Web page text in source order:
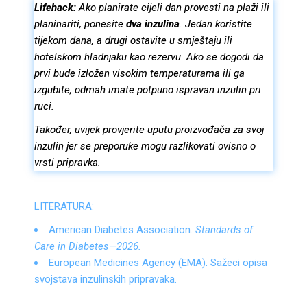
Lifehack: Ako planirate cijeli dan provesti na plaži ili
planinariti, ponesitedva inzulina . Jedan koristite
tijekom dana, a drugi ostavite u smještaju ili
hotelskom hladnjaku kao rezervu. Ako se dogodi da
prvi bude izložen visokim temperaturama ili ga
izgubite, odmah imate potpuno ispravan inzulin pri
ruci.
Također, uvijek provjerite uputu proizvođača za svoj
inzulin jer se preporuke mogu razlikovati ovisno o
vrsti pripravka.
LITERATURA:
American Diabetes Association.Standards of
Care in Diabetes—2026.
European Medicines Agency (EMA). Sažeci opisa
svojstava inzulinskih pripravaka.